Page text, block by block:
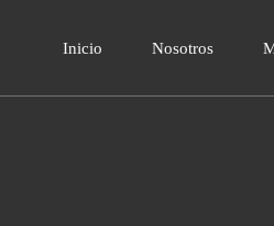
Inicio Nosotros